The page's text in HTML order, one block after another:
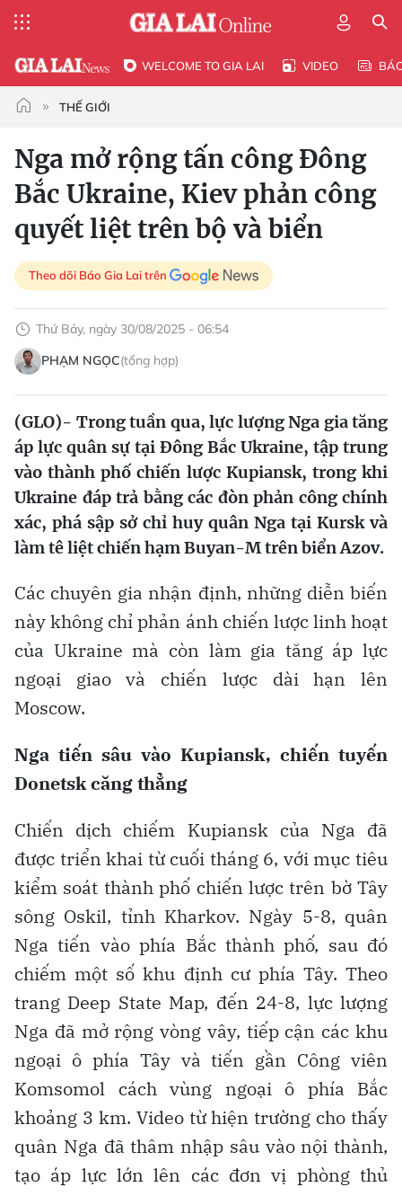
WELCOME TO GIA LAI VIDEO
THẾ GIỚI
Nga mở rộng tấn công Đông
Bắc Ukraine, Kiev phản công
quyết liệt trên bộ và biển
Theo dõi Báo Gia Lai trên
Thứ Bảy, ngày 30/08/2025 - 06:54
PHẠM NGỌC(tổng hợp)
(GLO)- Trong tuần qua, lực lượng Nga gia tăng
áp lực quân sự tại Đông Bắc Ukraine, tập trung
vào thành phố chiến lược Kupiansk, trong khi
Ukraine đáp trả bằng các đòn phản công chính
xác, phá sập sở chỉ huy quân Nga tại Kursk và
làm tê liệt chiến hạm Buyan-M trên biển Azov.
Các chuyên gia nhận định, những diễn biến
này không chỉ phản ánh chiến lược linh hoạt
của Ukraine mà còn làm gia tăng áp lực
ngoại giao và chiến lược dài hạn lên
Moscow.
Nga tiến sâu vào Kupiansk, chiến tuyến
Donetsk căng thẳng
Chiến dịch chiếm Kupiansk của Nga đã
được triển khai từ cuối tháng 6, với mục tiêu
kiểm soát thành phố chiến lược trên bờ Tây
sông Oskil, tỉnh Kharkov. Ngày 5-8, quân
Nga tiến vào phía Bắc thành phố, sau đó
chiếm một số khu định cư phía Tây. Theo
trang Deep State Map, đến 24-8, lực lượng
Nga đã mở rộng vòng vây, tiếp cận các khu
ngoại ô phía Tây và tiến gần Công viên
Komsomol cách vùng ngoại ô phía Bắc
khoảng 3 km. Video từ hiện trường cho thấy
quân Nga đã thâm nhập sâu vào nội thành,
tạo áp lực lớn lên các đơn vị phòng thủ